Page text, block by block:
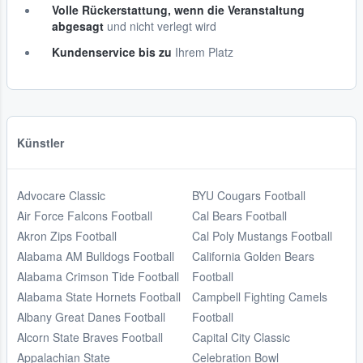
Volle Rückerstattung, wenn die Veranstaltung
abgesagt und nicht verlegt wird
Kundenservice bis zu Ihrem Platz
Künstler
Advocare Classic
Air Force Falcons Football
Akron Zips Football
Alabama AM Bulldogs Football
Alabama Crimson Tide Football
Alabama State Hornets Football
Albany Great Danes Football
Alcorn State Braves Football
Appalachian State
BYU Cougars Football
Cal Bears Football
Cal Poly Mustangs Football
California Golden Bears
Football
Campbell Fighting Camels
Football
Capital City Classic
Celebration Bowl